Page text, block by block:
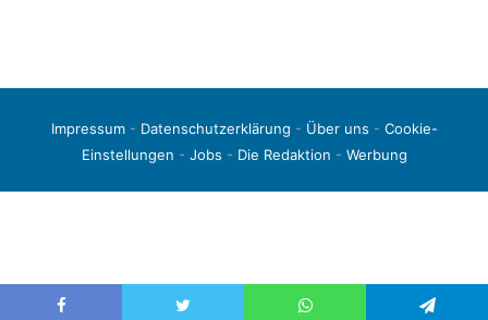
Impressum- Datenschutzerklärung - Über uns - Cookie-
Einstellungen - Jobs - Die Redaktion - Werbung